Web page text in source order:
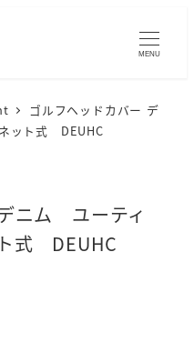
MENU
ゴルフヘッドカバー デ
ット式 DEUHC
ニム ユーティ
式 DEUHC